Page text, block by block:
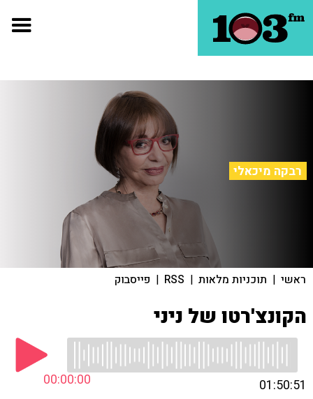
רבקה מיכאלי
ראשי | תוכניות מלאות |
RSS
| פייסבוק
הקונצ'רטו של ניני
00:00:00 01:50:51